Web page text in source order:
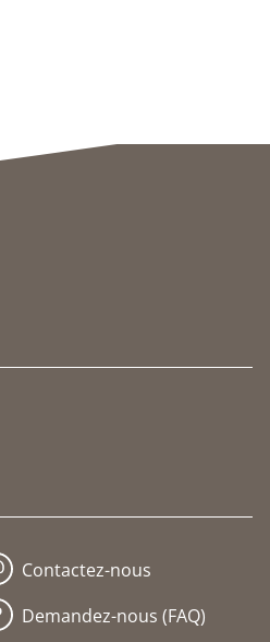
Contactez-nous
Demandez-nous (FAQ)